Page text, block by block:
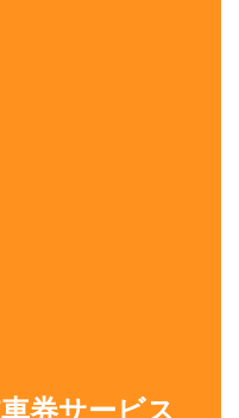
券サービス